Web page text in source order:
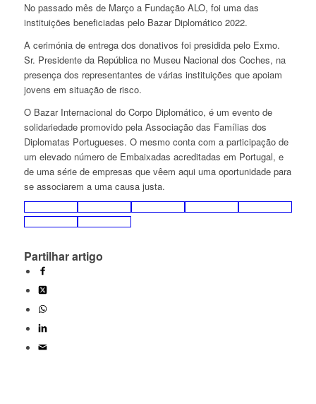
No passado mês de Março a Fundação ALO, foi uma das
instituições beneficiadas pelo Bazar Diplomático 2022.
A cerimónia de entrega dos donativos foi presidida pelo Exmo.
Sr. Presidente da República no Museu Nacional dos Coches, na
presença dos representantes de várias instituições que apoiam
jovens em situação de risco.
O Bazar Internacional do Corpo Diplomático, é um evento de
solidariedade promovido pela Associação das Famílias dos
Diplomatas Portugueses. O mesmo conta com a participação de
um elevado número de Embaixadas acreditadas em Portugal, e
de uma série de empresas que vêem aqui uma oportunidade para
se associarem a uma causa justa.
Partilhar artigo